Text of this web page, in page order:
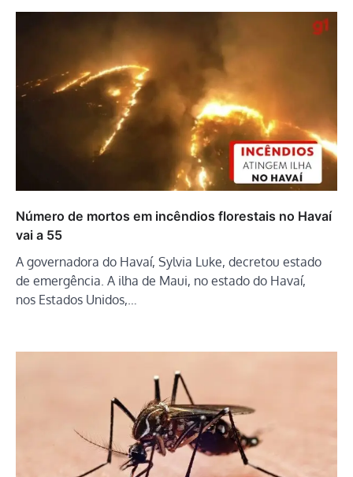
Número de mortos em incêndios florestais no Havaí
vai a 55
A governadora do Havaí, Sylvia Luke, decretou estado
de emergência. A ilha de Maui, no estado do Havaí,
nos Estados Unidos,…